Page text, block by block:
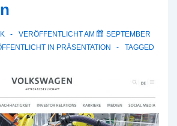
VERÖFFENTLICHT AM
SEPTEMBER
IN PRÄSENTATION
TAGGED